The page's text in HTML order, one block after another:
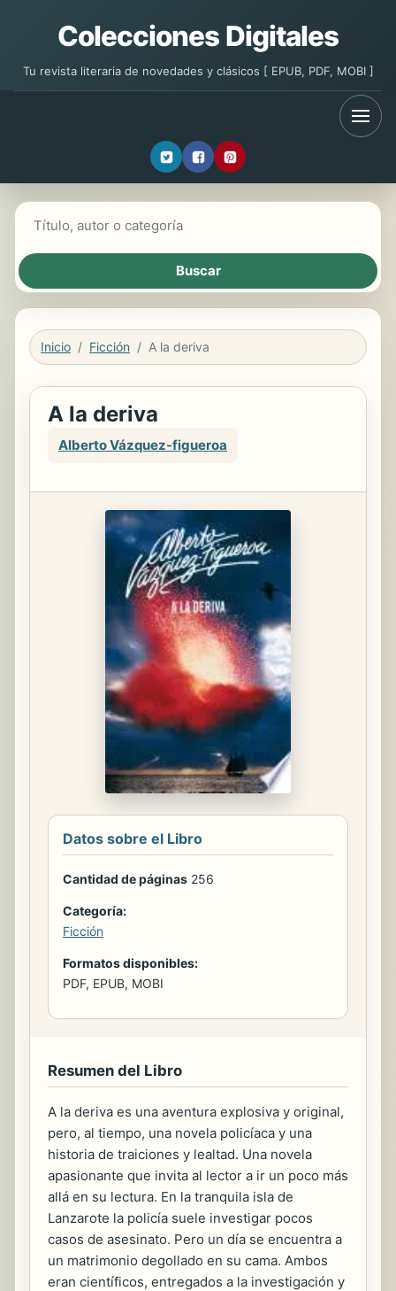
Colecciones Digitales
Tu revista literaria de novedades y clásicos [ EPUB, PDF, MOBI ]
Inicio Ficción A la deriva
A la deriva
Alberto Vázquez-figueroa
Datos sobre el Libro
Cantidad de páginas 256
Categoría:
Ficción
Formatos disponibles:
PDF, EPUB, MOBI
Resumen del Libro
A la deriva es una aventura explosiva y original,
pero, al tiempo, una novela policíaca y una
historia de traiciones y lealtad. Una novela
apasionante que invita al lector a ir un poco más
allá en su lectura. En la tranquila isla de
Lanzarote la policía suele investigar pocos
casos de asesinato. Pero un día se encuentra a
un matrimonio degollado en su cama. Ambos
eran científicos, entregados a la investigación y